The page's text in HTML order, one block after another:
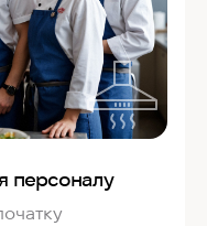
персоналу